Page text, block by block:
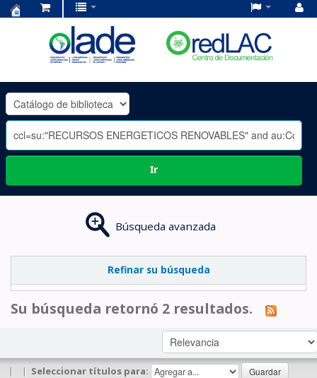
OLADE
-
Ir
Búsqueda avanzada
Refinar su búsqueda
Su búsqueda retornó 2 resultados.
| | Seleccionar títulos para: